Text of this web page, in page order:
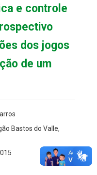
e controle
dos jogos
de um
Bastos do Valle,